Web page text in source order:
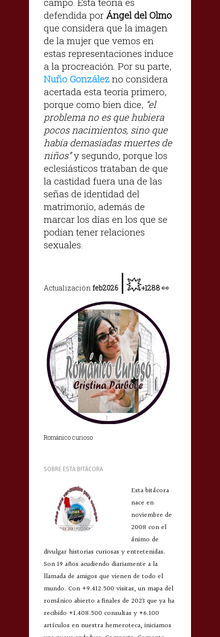
defendida por Ángel del Olmo
que considera que la imagen
de la mujer que vemos en
estas representaciones induce
a la procreación. Por su parte,
Nuño González no considera
acertada esta teoría primero,
porque como bien dice, “el
problema no es que hubiera
pocos nacimientos, sino que
había demasiadas muertes de
niños”y segundo, porque los
eclesiásticos trataban de que
la castidad fuera una de las
señas de identidad del
matrimonio, además de
marcar los días en los que se
podían tener relaciones
sexuales.
Actualización feb2026 |💥+1288👀
Románico curioso
SOBRE ESTA BITÁCORA
Esta bitácora
nace en
noviembre de
2008 con el
ánimo de
divulgar historias curiosas y entretenidas.
Son 19 años acudiendo diariamente a la
llamada de amigos que vienen de todo el
mundo. Con +9.412.500 visitas, un mapa del
románico abierto a finales de 2023 que ya ha
recibido +1.408.500 consultas y +6.100
artículos en nuestra hemeroteca, iniciamos